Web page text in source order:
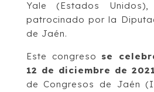
Yale (Estados
patrocinado por la
de Jaén.
Este congreso se
12 de diciembre de
de Congresos de Jaén